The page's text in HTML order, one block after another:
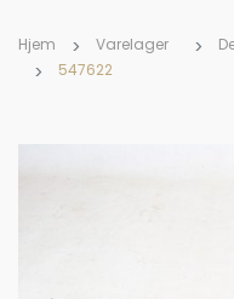
Hjem Varelager
547622